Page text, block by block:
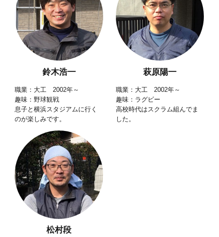
鈴木浩一
職業：大工 2002年～
趣味：野球観戦
息子と横浜スタジアムに行く
のが楽しみです。
萩原陽一
職業：大工 2002年～
趣味：ラグビー
高校時代はスクラム組んでま
した。
松村段